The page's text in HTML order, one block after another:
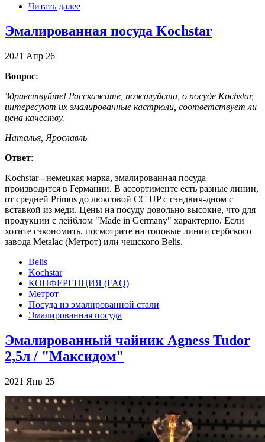
Читать далее
Эмалированная посуда Kochstar
2021 Апр 26
Вопрос:
Здравствуйте! Расскажите, пожалуйста, о посуде Kochstar,
интересуют их эмалированные кастрюли, соответствует ли
цена качеству.
Наталья, Ярославль
Ответ:
Kochstar - немецкая марка, эмалированная посуда
производится в Германии. В ассортименте есть разные линии,
от средней Primus до люксовой CC UP с сэндвич-дном с
вставкой из меди. Цены на посуду довольно высокие, что для
продукции с лейблом "Made in Germany" характерно. Если
хотите сэкономить, посмотрите на топовые линии сербского
завода Metalac (Метрот) или чешского Belis.
Belis
Kochstar
КОНФЕРЕНЦИЯ (FAQ)
Метрот
Посуда из эмалированной стали
Эмалированная посуда
Эмалированный чайник Agness Tudor
2,5л / "Максидом"
2021 Янв 25